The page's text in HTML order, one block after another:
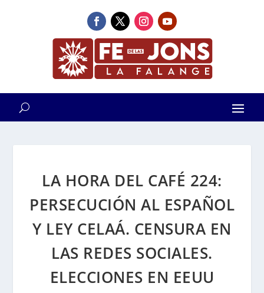
LA HORA DEL CAFÉ 224:
PERSECUCIÓN AL ESPAÑOL
Y LEY CELAÁ. CENSURA EN
LAS REDES SOCIALES.
ELECCIONES EN EEUU